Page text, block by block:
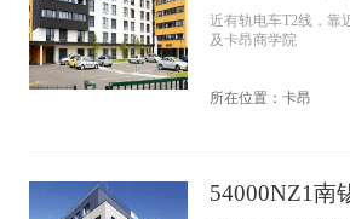
近有轨电车T2线，靠
及卡昂商学院
所在位置：卡昂
54000NZ1南